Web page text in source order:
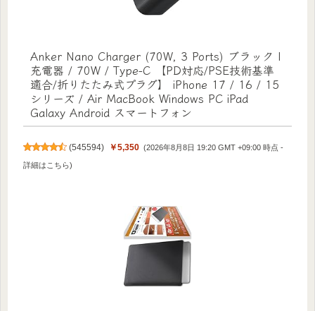
Anker Nano Charger (70W, 3 Ports) ブラック |
充電器 / 70W / Type-C 【PD対応/PSE技術基準
適合/折りたたみ式プラグ】 iPhone 17 / 16 / 15
シリーズ / Air MacBook Windows PC iPad
Galaxy Android スマートフォン
(545594) ￥5,350 (2026年8月8日 19:20 GMT +09:00 時点 -
詳細はこちら)